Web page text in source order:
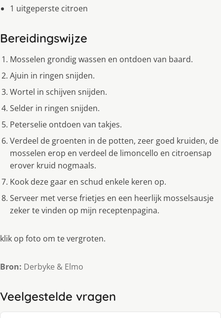
1 uitgeperste citroen
Bereidingswijze
Mosselen grondig wassen en ontdoen van baard.
Ajuin in ringen snijden.
Wortel in schijven snijden.
Selder in ringen snijden.
Peterselie ontdoen van takjes.
Verdeel de groenten in de potten, zeer goed kruiden, de
mosselen erop en verdeel de limoncello en citroensap
erover kruid nogmaals.
Kook deze gaar en schud enkele keren op.
Serveer met verse frietjes en een heerlijk mosselsausje
zeker te vinden op mijn receptenpagina.
klik op foto om te vergroten.
Bron: Derbyke & Elmo
Veelgestelde vragen